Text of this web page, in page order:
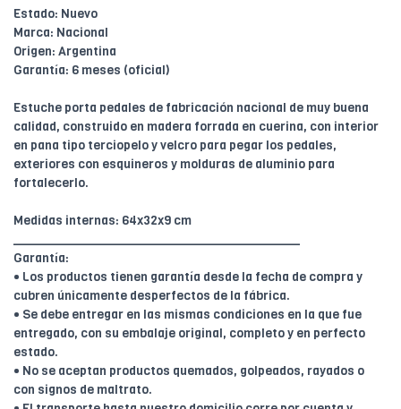
Estado: Nuevo
Marca: Nacional
Origen: Argentina
Garantía: 6 meses (oficial)
Estuche porta pedales de fabricación nacional de muy buena
calidad, construido en madera forrada en cuerina, con interior
en pana tipo terciopelo y velcro para pegar los pedales,
exteriores con esquineros y molduras de aluminio para
fortalecerlo.
Medidas internas: 64x32x9 cm
Garantía:
• Los productos tienen garantía desde la fecha de compra y
cubren únicamente desperfectos de la fábrica.
• Se debe entregar en las mismas condiciones en la que fue
entregado, con su embalaje original, completo y en perfecto
estado.
• No se aceptan productos quemados, golpeados, rayados o
con signos de maltrato.